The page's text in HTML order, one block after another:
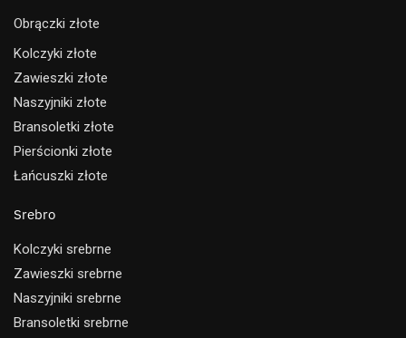
Obrączki złote
Kolczyki złote
Zawieszki złote
Naszyjniki złote
Bransoletki złote
Pierścionki złote
Łańcuszki złote
Srebro
Kolczyki srebrne
Zawieszki srebrne
Naszyjniki srebrne
Bransoletki srebrne